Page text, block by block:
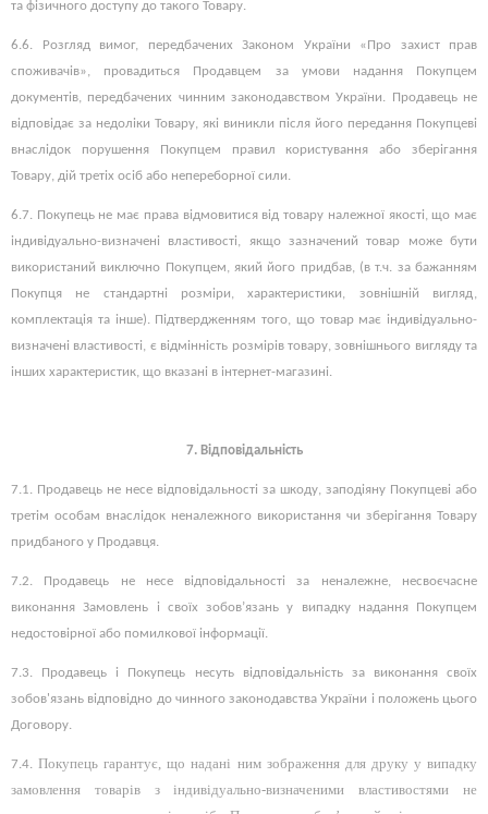
та фізичного доступу до такого Товару.
6.6. Розгляд вимог, передбачених Законом України «Про захист прав
споживачів», провадиться Продавцем за умови надання Покупцем
документів, передбачених чинним законодавством України. Продавець не
відповідає за недоліки Товару, які виникли після його передання Покупцеві
внаслідок порушення Покупцем правил користування або зберігання
Товару, дій третіх осіб або непереборної сили.
6.7. Покупець не має права відмовитися від товару належної якості, що має
індивідуально-визначені властивості, якщо зазначений товар може бути
використаний виключно Покупцем, який його придбав, (в т.ч. за бажанням
Покупця не стандартні розміри, характеристики, зовнішній вигляд,
комплектація та інше). Підтвердженням того, що товар має індивідуально-
визначені властивості, є відмінність розмірів товару, зовнішнього вигляду та
інших характеристик, що вказані в інтернет-магазині.
7. Відповідальність
7.1. Продавець не несе відповідальності за шкоду, заподіяну Покупцеві або
третім особам внаслідок неналежного використання чи зберігання Товару
придбаного у Продавця.
7.2. Продавець не несе відповідальності за неналежне, несвоєчасне
виконання Замовлень і своїх зобов’язань у випадку надання Покупцем
недостовірної або помилкової інформації.
7.3. Продавець і Покупець несуть відповідальність за виконання своїх
зобов'язань відповідно до чинного законодавства України і положень цього
Договору.
7.4.Покупець гарантує, що надані ним зображення для друку у випадку
замовлення товарів з індивідуально-визначеними властивостями не